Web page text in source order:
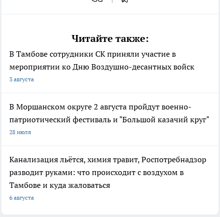
Читайте также:
В Тамбове сотрудники СК приняли участие в
мероприятии ко Дню Воздушно-десантных войск
3 августа
В Моршанском округе 2 августа пройдут военно-
патриотический фестиваль и "Большой казачий круг"
28 июля
Канализация льётся, химия травит, Роспотребнадзор
разводит руками: что происходит с воздухом в
Тамбове и куда жаловаться
6 августа